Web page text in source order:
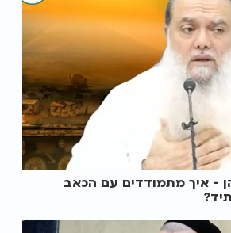
- איך מתמודדים עם הכאב